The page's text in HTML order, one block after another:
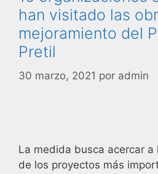
han visitado las
mejoramiento del
Pretil
30 marzo, 2021 por admin
La medida busca acercar
de los proyectos más